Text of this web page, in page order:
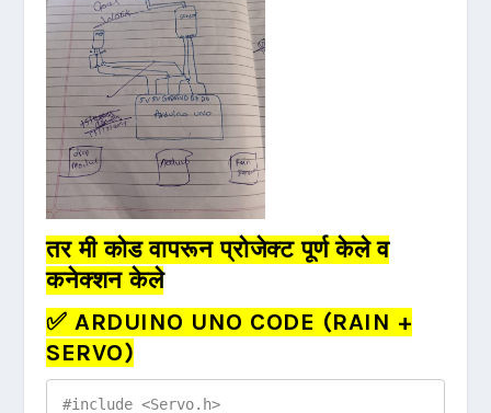
तर मी कोड वापरून प्रोजेक्ट पूर्ण केले व
कनेक्शन केले
✅ ARDUINO UNO CODE (RAIN +
SERVO)
#include <Servo.h>